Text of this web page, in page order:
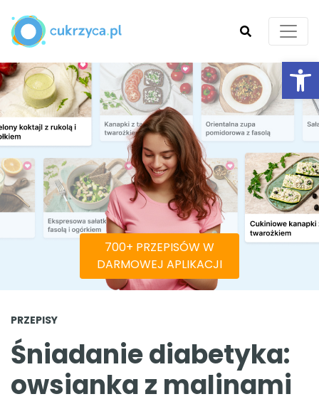
SZUKAJ
700+ PRZEPISÓW W
DARMOWEJ APLIKACJI
PRZEPISY
Śniadanie diabetyka:
owsianka z malinami